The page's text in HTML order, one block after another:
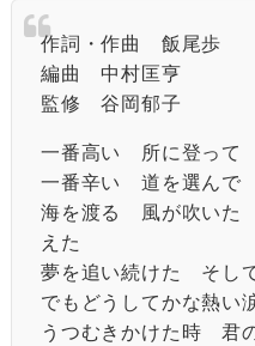
作詞・作曲 飯尾歩
編曲 中村匡亨
監修 谷岡郁子
一番高い 所に登っ
一番辛い 道を選んで
海を渡る 風が吹いた
えた
夢を追い続けた そし
でもどうしてかな熱い
うつむきかけた時 君